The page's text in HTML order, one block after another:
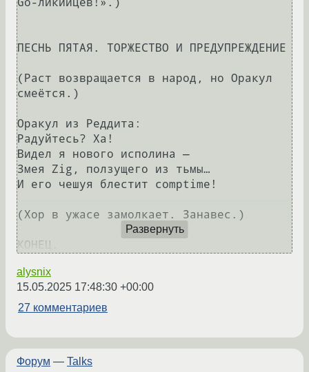
ПЕСНЬ ПЯТАЯ. ТОРЖЕСТВО И ПРЕДУПРЕЖДЕНИЕ
(Раст возвращается в народ, но Оракул
смеётся.)
Оракул из Реддита:
Радуйтесь? Ха!
Видел я нового исполина —
Змея Zig, ползущего из тьмы…
И его чешуя блестит comptime!
(Хор в ужасе замолкает. Занавес.)
Развернуть
alysnix
15.05.2025 17:48:30 +00:00
27 комментариев
Форум — Talks